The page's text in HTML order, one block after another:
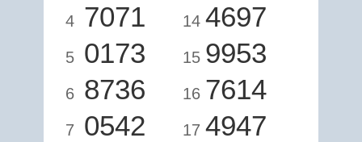
4 7071
5 0173
6 8736
7 0542
14 4697
15 9953
16 7614
17 4947